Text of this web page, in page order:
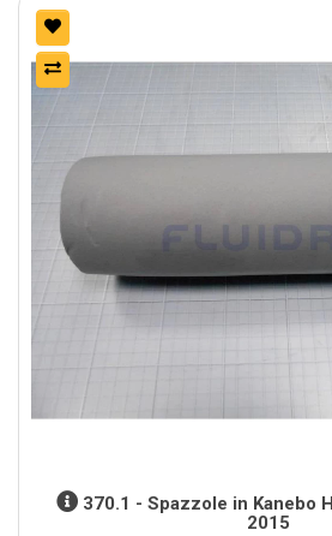
370.1 - Spazzole in Kanebo
2015